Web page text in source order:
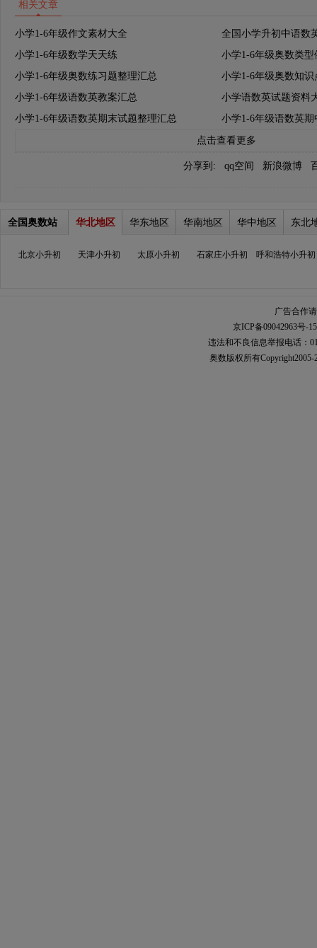
相关文章
小学1-6年级作文素材大全
全国小学升初中语数
小学1-6年级数学天天练
小学1-6年级奥数类
小学1-6年级奥数练习题整理汇总
小学1-6年级奥数知识
小学1-6年级语数英教案汇总
小学语数英试题资料
小学1-6年级语数英期末试题整理汇总
小学1-6年级语数英
点击查看更多
分享到: qq空间 新浪微博
全国奥数站 华北地区 华东地区 华南地区 华中地区 东北
北京小升初 天津小升初 太原小升初 石家庄小升初 呼和浩特小升初
广告合作
京ICP备09042963号-15
违法和不良信息举报电话：
奥数 版权所有Copyright2005-